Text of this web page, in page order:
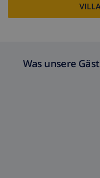
Was unsere